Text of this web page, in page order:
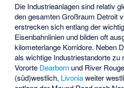
Die Industrieanlagen sind relativ
den gesamten Großraum Detroit
erstrecken sich entlang der
Eisenbahnlinien und bilden oft
kilometerlange Korridore. Neben
als wichtige Industriestandorte zu
Vororte Dearborn und River Rouge
(süd)westlich, Livoniaweiter